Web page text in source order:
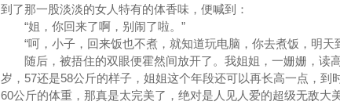
到了那一股淡淡的女人特有的体香味，便喊到：
“姐，你回来了啊，别闹了啦。”
“呵，小子，回来饭也不煮，就知道玩电脑，你去煮饭，明
随后，被捂住的双眼便霍然间放开了。我姐姐，一姗姗，读
岁，57还是58公斤的样子，姐姐这个年段还可以再长高一点，到
60公斤的体重，那真是太完美了，绝对是人见人爱的超级无敌